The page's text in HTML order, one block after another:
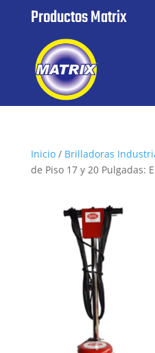
Productos Matrix
Inicio/ Brilladoras
de Piso 17 y 20 Pulgadas: